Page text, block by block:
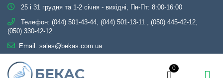
25 і 31 грудня та 1-2 січня - вихідні, Пн-Пт: 8:00-16:00
Телефон: (044) 501-43-44, (044) 501-13-11 , (050) 445-42-12,
(050) 330-42-12
Email: sales@bekas.com.ua
0